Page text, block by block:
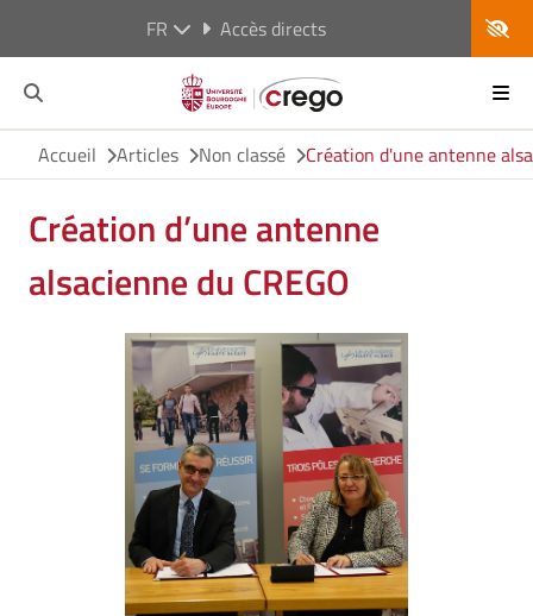
FR Accès directs
Accueil Articles Non classé Création d'une antenne
Création d’une antenne
alsacienne du CREGO